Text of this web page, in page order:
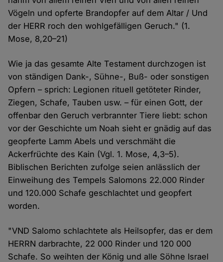
Vögeln und opferte Brandopfer auf dem Altar / Und
der HERR roch den wohlgefälligen Geruch." (1.
Mose, 8,20–21)
Wie ja das gesamte Alte Testament durchzogen ist
von ständigen Dank-, Sühne-, Buß- oder sonstigen
Opfern – sprich: Legionen rituell getöteter Rinder,
Ziegen, Schafe, Tauben usw. – für einen Gott, der
offenbar den Geruch verbrannter Tiere liebt: schon
vor der Geschichte um Noah sieht er gnädig auf das
geopferte Lamm Abels und verschmäht die
Ackerfrüchte des Kain (Vgl. 1. Mose, 4,3–5).
Biblischen Berichten zufolge seien anlässlich der
Einweihung des Tempels Salomons 22.000 Rinder
und 120.000 Schafe geschlachtet und geopfert
worden.
"VND Salomo schlachtete als Heilsopfer, das er dem
HERRN darbrachte, 22 000 Rinder und 120 000
Schafe. So weihten der König und alle Söhne Israel